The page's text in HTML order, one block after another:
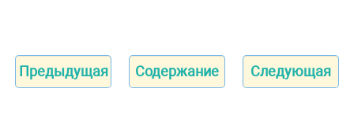
Предыдущая Содержание Следующая